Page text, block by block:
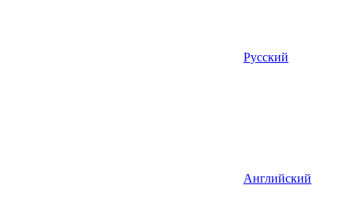
Русский
Английский